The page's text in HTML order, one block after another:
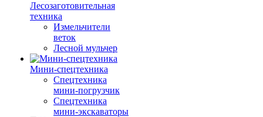
Лесозаготовительная
техника
Измельчители
веток
Лесной мульчер
Мини-спецтехника
Спецтехника
мини-погрузчик
Спецтехника
мини-экскаваторы